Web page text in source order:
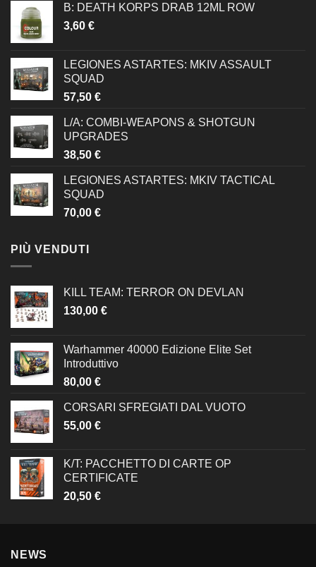
B: DEATH KORPS DRAB 12ML ROW
3,60 €
LEGIONES ASTARTES: MKIV ASSAULT
SQUAD
57,50 €
L/A: COMBI-WEAPONS & SHOTGUN
UPGRADES
38,50 €
LEGIONES ASTARTES: MKIV TACTICAL
SQUAD
70,00 €
PIÙ VENDUTI
KILL TEAM: TERROR ON DEVLAN
130,00 €
Warhammer 40000 Edizione Elite Set
Introduttivo
80,00 €
CORSARI SFREGIATI DAL VUOTO
55,00 €
K/T: PACCHETTO DI CARTE OP
CERTIFICATE
20,50 €
NEWS